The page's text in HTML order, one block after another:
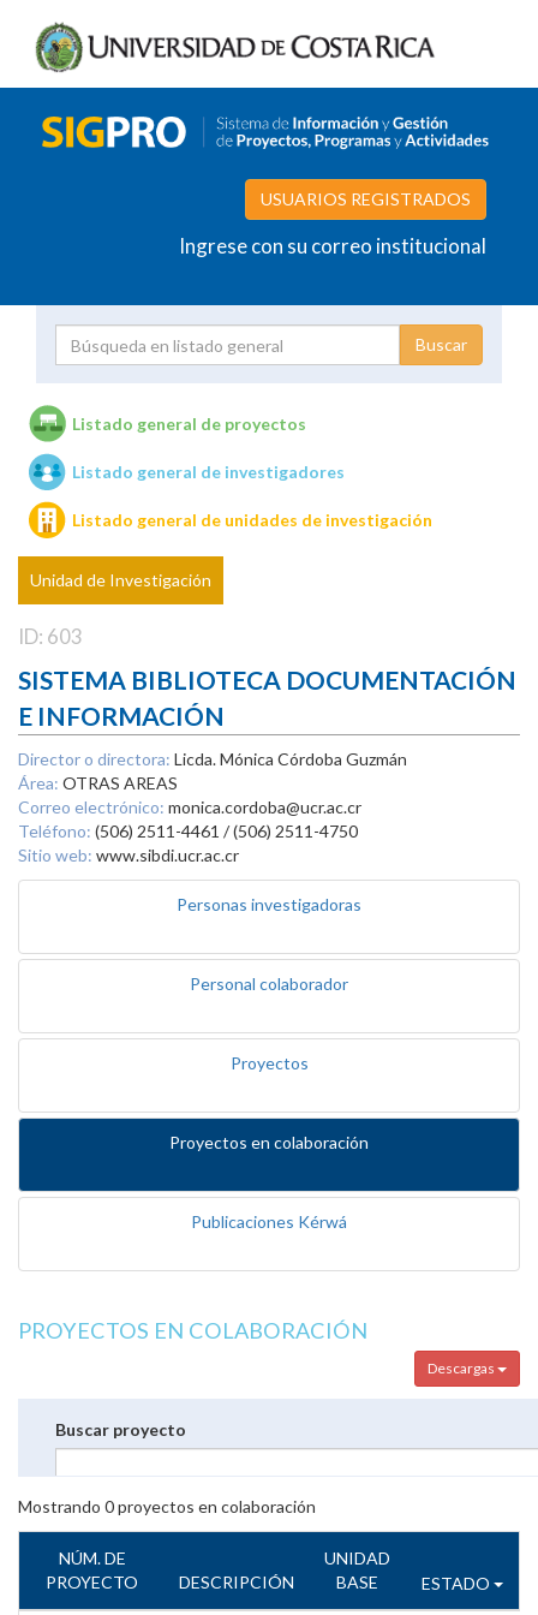
USUARIOS REGISTRADOS
Ingrese con su correo institucional
Unidades de investigación
Listado general de proyectos
Listado general de investigadores
Listado general de unidades de investigación
Unidad de Investigación
ID: 603
SISTEMA BIBLIOTECA DOCUMENTACIÓN
E INFORMACIÓN
Director o directora: Licda. Mónica Córdoba Guzmán
Área: OTRAS AREAS
Correo electrónico: monica.cordoba@ucr.ac.cr
Teléfono: (506) 2511-4461 / (506) 2511-4750
Sitio web: www.sibdi.ucr.ac.cr
Personas investigadoras
Personal colaborador
Proyectos
Proyectos en colaboración
Publicaciones Kérwá
PROYECTOS EN COLABORACIÓN
Descargas
Buscar proyecto
Mostrando 0proyectos en colaboración
NÚM. DE
PROYECTO
DESCRIPCIÓN
UNIDAD
BASE
ESTADO